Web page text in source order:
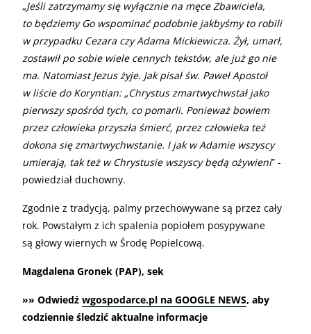
„Jeśli zatrzymamy się wyłącznie na męce Zbawiciela,
to będziemy Go wspominać podobnie jakbyśmy to robili
w przypadku Cezara czy Adama Mickiewicza. Żył, umarł,
zostawił po sobie wiele cennych tekstów, ale już go nie
ma. Natomiast Jezus żyje. Jak pisał św. Paweł Apostoł
w liście do Koryntian: „Chrystus zmartwychwstał jako
pierwszy spośród tych, co pomarli. Ponieważ bowiem
przez człowieka przyszła śmierć, przez człowieka też
dokona się zmartwychwstanie. I jak w Adamie wszyscy
umierają, tak też w Chrystusie wszyscy będą ożywieni” -
powiedział duchowny.
Zgodnie z tradycją, palmy przechowywane są przez cały
rok. Powstałym z ich spalenia popiołem posypywane
są głowy wiernych w Środę Popielcową.
Magdalena Gronek (PAP), sek
»» Odwiedź wgospodarce.pl na GOOGLE NEWS, aby
codziennie śledzić aktualne informacje